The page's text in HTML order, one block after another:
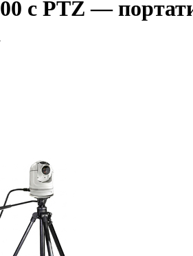
с PTZ —